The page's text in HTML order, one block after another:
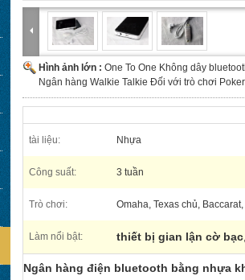
Hình ảnh lớn : One To One Không dây
Ngân hàng Walkie Talkie Đối với trò chơi
tài liệu: Nhựa
Công suất: 3 tuần
Trò chơi: Omaha, Texas chủ,
Làm nổi bật: thiết bị gian lận cờ bạc,
Ngân hàng điện bluetooth bằng nhựa